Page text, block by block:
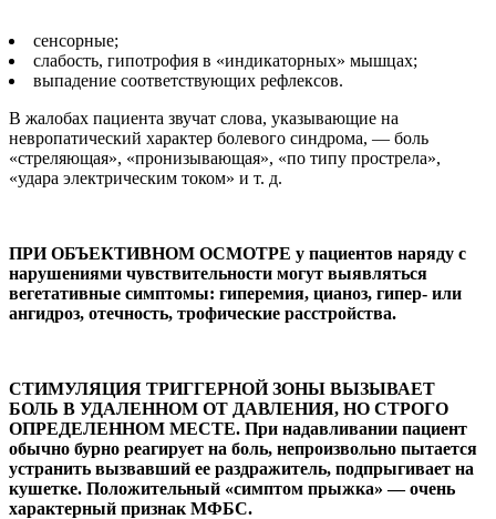
сенсорные;
слабость, гипотрофия в «индикаторных» мышцах;
выпадение соответству­ющих рефлексов.
В жалобах пациента зву­чат слова, указывающие на
невропатический характер болевого синдрома, — боль
«стреляющая», «пронизы­вающая», «по типу простре­ла»,
«удара электрическим током» и т. д.
ПРИ ОБЪЕКТИВНОМ ОСМОТРЕ у пациен­тов наряду с
наруше­ниями чувствительно­сти могут выявляться
вегетативные симп­томы: гиперемия, цианоз, гипер- или
ангидроз, отечность, трофические рас­стройства.
СТИМУЛЯЦИЯ ТРИГГЕРНОЙ ЗОНЫ ВЫЗЫВАЕТ
БОЛЬ В УДАЛЕННОМ ОТ ДАВЛЕНИЯ, НО СТРОГО
ОПРЕ­ДЕЛЕННОМ МЕСТЕ. При надавли­вании пациент
обычно бурно реа­гирует на боль, непроизвольно пытается
устранить вызвав­ший ее раздражитель, подпрыги­вает на
кушетке. Положительный «симптом прыжка» — очень
характерный признак МФБС.